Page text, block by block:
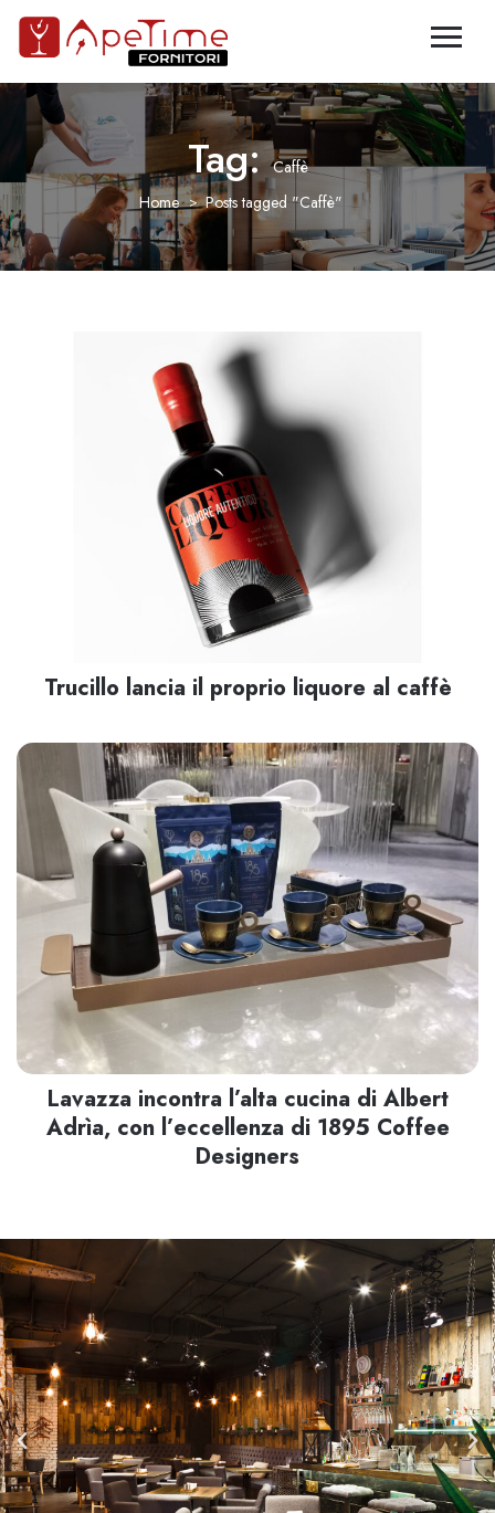
Tag:Caffè
Home
Posts tagged "Caffè"
Trucillo lancia il proprio liquore al caffè
Lavazza incontra l’alta cucina di Albert
Adrìa, con l’eccellenza di 1895 Coffee
Designers